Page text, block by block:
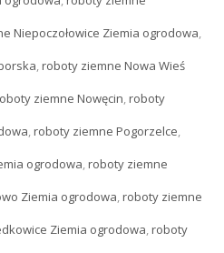
Niepoczołowice Ziemia ogrodowa,
,roboty ziemne Nowa Wieś
ziemne Nowęcin,roboty
,roboty ziemne Pogorzelce,
ogrodowa,roboty ziemne
Ziemia ogrodowa,roboty ziemne
Ziemia ogrodowa,roboty